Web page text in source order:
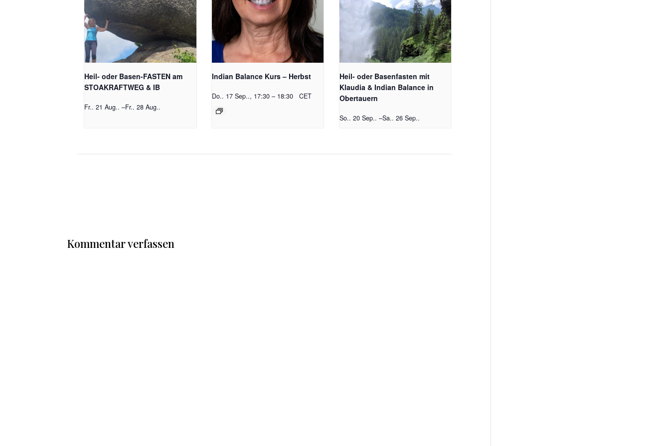
Heil- oder Basen-FASTEN am
STOAKRAFTWEG & IB
Fr.. 21 Aug.. –Fr.. 28 Aug..
Indian Balance Kurs – Herbst
Do.. 17 Sep.., 17:30 – 18:30 CET
Heil- oder Basenfasten mit
Klaudia & Indian Balance in
Obertauern
So.. 20 Sep.. –Sa.. 26 Sep..
Kommentar verfassen